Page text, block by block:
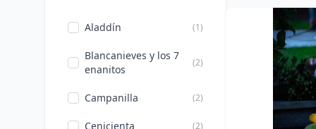
Aladdín (1)
Blancanieves y los 7
enanitos
(2)
Campanilla (2)
Cenicienta (2)